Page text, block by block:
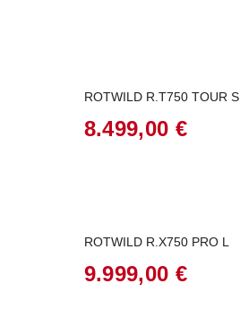
ROTWILD R.T750 TOUR S
8.499,00 €
ROTWILD R.X750 PRO L
9.999,00 €